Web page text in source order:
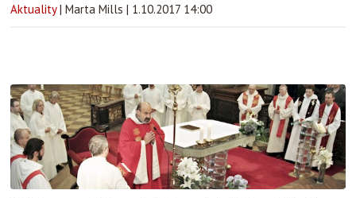
Aktuality | Marta Mills | 1.10.2017 14:00